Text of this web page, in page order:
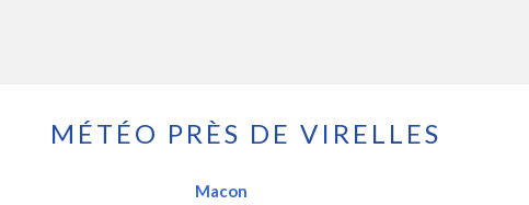
MÉTÉO PRÈS DE VIRELLES
Macon